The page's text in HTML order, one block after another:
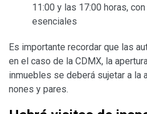
11:00 y las 17:00 horas,
esenciales
Es importante recordar que las
en el caso de la CDMX, la
inmuebles se deberá sujetar a la
nones y pares.